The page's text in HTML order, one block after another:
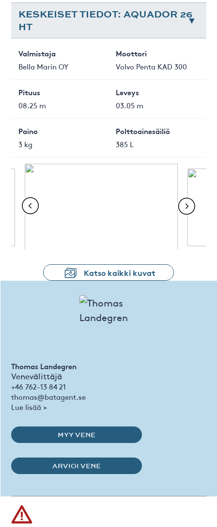
KESKEISET TIEDOT: AQUADOR 26
HT
Valmistaja
Bella Marin OY
Moottori
Volvo Penta KAD 300
Pituus
08.25 m
Leveys
03.05 m
Paino
3 kg
Polttoainesäiliö
385 L
Katso kaikki kuvat
Thomas Landegren
Venevälittäjä
+46 762-13 84 21
thomas@batagent.se
Lue lisää >
MYY VENE
ARVIOI VENE